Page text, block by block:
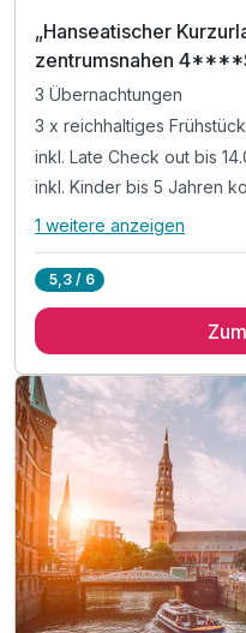
„Hanseatischer
zentrumsnahen
3 Übernachtungen
3 x reichhaltiges
inkl. Late Check out bis
inkl. Kinder bis 5 Jahren
Alle Inklusivleistungen
3 x reichhaltiges
inkl. Kinder bis 5 Jahren
inkl. W-LAN Nutzung im
1 weitere anzeigen
5,3 / 6